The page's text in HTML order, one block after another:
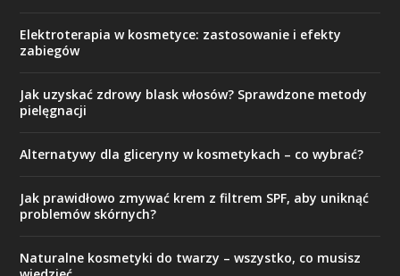
Elektroterapia w kosmetyce: zastosowanie i efekty
zabiegów
Jak uzyskać zdrowy blask włosów? Sprawdzone metody
pielęgnacji
Alternatywy dla gliceryny w kosmetykach – co wybrać?
Jak prawidłowo zmywać krem z filtrem SPF, aby uniknąć
problemów skórnych?
Naturalne kosmetyki do twarzy – wszystko, co musisz